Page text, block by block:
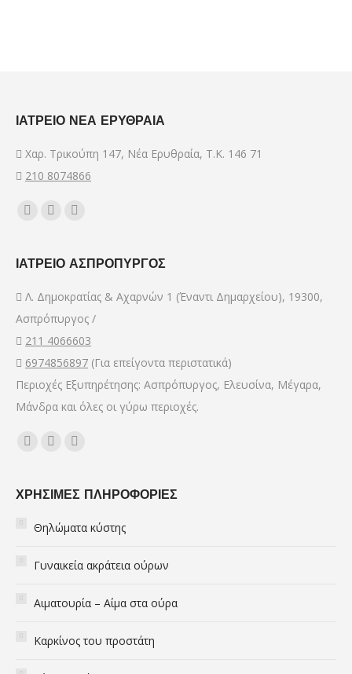
ΙΑΤΡΕΙΟ ΝΕΑ ΕΡΥΘΡΑΙΑ
Χαρ. Τρικούπη 147, Νέα Ερυθραία, Τ.Κ. 146 71
210 8074866
Find us on:
opens
new
window
opens
new
window
opens
new
window
ΙΑΤΡΕΙΟ ΑΣΠΡΟΠΥΡΓΟΣ
Λ. Δημοκρατίας & Αχαρνών 1 (Έναντι Δημαρχείου), 19300,
Ασπρόπυργος /
211 4066603
6974856897 (Για επείγοντα περιστατικά)
Περιοχές Εξυπηρέτησης: Ασπρόπυργος, Ελευσίνα, Μέγαρα,
Μάνδρα και όλες οι γύρω περιοχές.
Find us on:
opens
new
opens
new
opens
new
ΧΡΗΣΙΜΕΣ ΠΛΗΡΟΦΟΡΙΕΣ
Θηλώματα κύστης
Γυναικεία ακράτεια ούρων
Αιματουρία – Αίμα στα ούρα
Καρκίνος του προστάτη